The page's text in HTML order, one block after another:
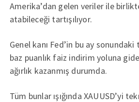
Amerika’dan gelen veriler ile
atabileceği tartışılıyor.
Genel kanı Fed’in bu ay sonundaki
baz puanlık faiz indirim yoluna
ağırlık kazanmış durumda.
Tüm bunlar ışığında XAUUSD’yi